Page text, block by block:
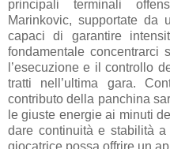
principali terminali
Marinkovic, supportate da
capaci di garantire
fondamentale concentrarci
l’esecuzione e il controllo
tratti nell’ultima gara.
contributo della panchina
le giuste energie ai minuti
dare continuità e stabilità
giocatrice possa offrire un